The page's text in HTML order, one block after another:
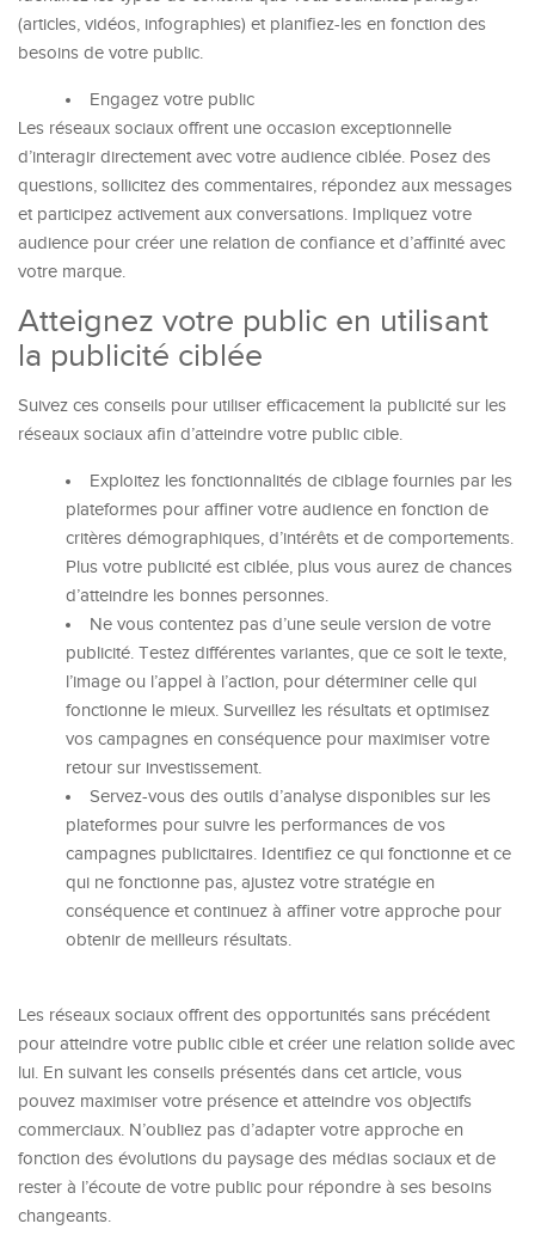
(articles, vidéos, infographies) et planifiez-les en fonction des
besoins de votre public.
Engagez votre public
Les réseaux sociaux offrent une occasion exceptionnelle
d’interagir directement avec votre audience ciblée. Posez des
questions, sollicitez des commentaires, répondez aux messages
et participez activement aux conversations. Impliquez votre
audience pour créer une relation de confiance et d’affinité avec
votre marque.
Atteignez votre public en utilisant
la publicité ciblée
Suivez ces conseils pour utiliser efficacement la publicité sur les
réseaux sociaux afin d’atteindre votre public cible.
Exploitez les fonctionnalités de ciblage fournies par les
plateformes pour affiner votre audience en fonction de
critères démographiques, d’intérêts et de comportements.
Plus votre publicité est ciblée, plus vous aurez de chances
d’atteindre les bonnes personnes.
Ne vous contentez pas d’une seule version de votre
publicité. Testez différentes variantes, que ce soit le texte,
l’image ou l’appel à l’action, pour déterminer celle qui
fonctionne le mieux. Surveillez les résultats et optimisez
vos campagnes en conséquence pour maximiser votre
retour sur investissement.
Servez-vous des outils d’analyse disponibles sur les
plateformes pour suivre les performances de vos
campagnes publicitaires. Identifiez ce qui fonctionne et ce
qui ne fonctionne pas, ajustez votre stratégie en
conséquence et continuez à affiner votre approche pour
obtenir de meilleurs résultats.
Les réseaux sociaux offrent des opportunités sans précédent
pour atteindre votre public cible et créer une relation solide avec
lui. En suivant les conseils présentés dans cet article, vous
pouvez maximiser votre présence et atteindre vos objectifs
commerciaux. N’oubliez pas d’adapter votre approche en
fonction des évolutions du paysage des médias sociaux et de
rester à l’écoute de votre public pour répondre à ses besoins
changeants.